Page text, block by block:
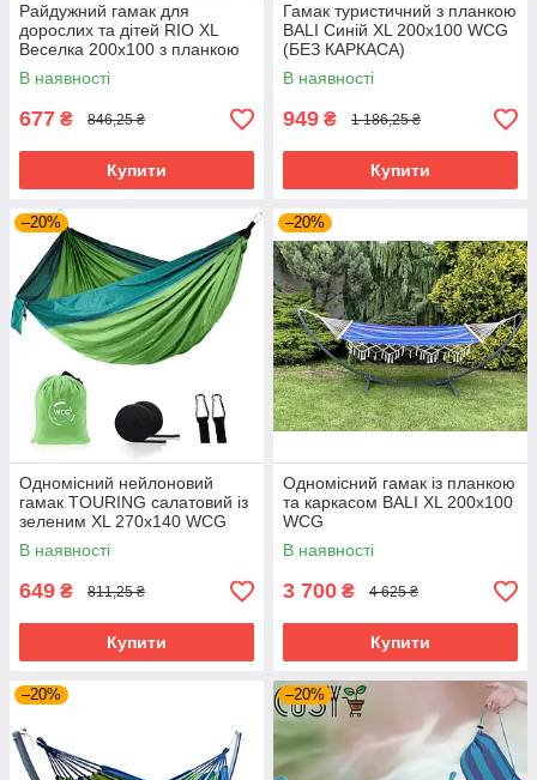
Райдужний гамак для
дорослих та дітей RIO XL
Веселка 200х100 з планкою
WCG (БЕЗ КАРКАСА)
В наявності
677 ₴ 846,25 ₴
Купити
Гамак туристичний з планкою
BALI Синій XL 200х100 WCG
(БЕЗ КАРКАСА)
В наявності
949 ₴ 1 186,25 ₴
Купити
–20%
Одномісний нейлоновий
гамак TOURING салатовий із
зеленим XL 270х140 WCG
В наявності
649 ₴ 811,25 ₴
Купити
–20%
Одномісний гамак із планкою
та каркасом BALI XL 200х100
WCG
В наявності
3 700 ₴ 4 625 ₴
Купити
–20% –20%